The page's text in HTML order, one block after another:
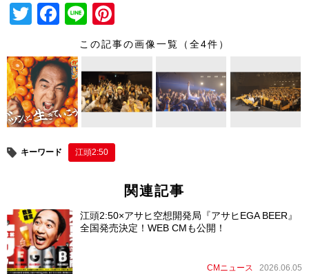
T
tt
er
F
c
e
b
o
o
k
Li
n
nt
e
st
この記事の画像一覧（全4件）
キーワード 江頭2:50
関連記事
江頭2:50×アサヒ空想開発局『アサヒEGA BEER』
全国発売決定！WEB CMも公開！
CMニュース 2026.06.05